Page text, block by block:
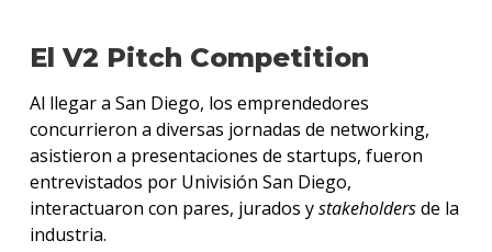
El V2 Pitch Competition
Al llegar a San Diego, los emprendedores
concurrieron a diversas jornadas de networking,
asistieron a presentaciones de startups, fueron
entrevistados por Univisión San Diego,
interactuaron con pares, jurados ystakeholdersde la
industria.